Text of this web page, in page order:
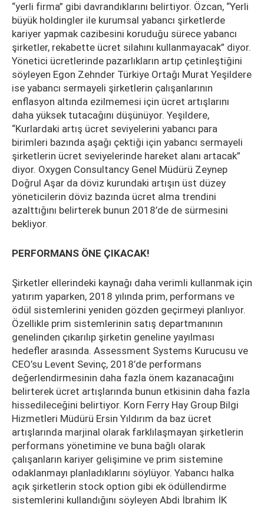
“yerli firma” gibi davrandıklarını belirtiyor. Özcan, “Yerli
büyük holdingler ile kurumsal yabancı şirketlerde
kariyer yapmak cazibesini koruduğu sürece yabancı
şirketler, rekabette ücret silahını kullanmayacak” diyor.
Yönetici ücretlerinde pazarlıkların artıp çetinleştiğini
söyleyen Egon Zehnder Türkiye Ortağı Murat Yeşildere
ise yabancı sermayeli şirketlerin çalışanlarının
enflasyon altında ezilmemesi için ücret artışlarını
daha yüksek tutacağını düşünüyor. Yeşildere,
“Kurlardaki artış ücret seviyelerini yabancı para
birimleri bazında aşağı çektiği için yabancı sermayeli
şirketlerin ücret seviyelerinde hareket alanı artacak”
diyor. Oxygen Consultancy Genel Müdürü Zeynep
Doğrul Aşar da döviz kurundaki artışın üst düzey
yöneticilerin döviz bazında ücret alma trendini
azalttığını belirterek bunun 2018’de de sürmesini
bekliyor.
PERFORMANS ÖNE ÇIKACAK!
Şirketler ellerindeki kaynağı daha verimli kullanmak için
yatırım yaparken, 2018 yılında prim, performans ve
ödül sistemlerini yeniden gözden geçirmeyi planlıyor.
Özellikle prim sistemlerinin satış departmanının
genelinden çıkarılıp şirketin geneline yayılması
hedefler arasında. Assessment Systems Kurucusu ve
CEO’su Levent Sevinç, 2018’de performans
değerlendirmesinin daha fazla önem kazanacağını
belirterek ücret artışlarında bunun etkisinin daha fazla
hissedileceğini belirtiyor. Korn Ferry Hay Group Bilgi
Hizmetleri Müdürü Ersin Yıldırım da baz ücret
artışlarında marjinal olarak farklılaşmayan şirketlerin
performans yönetimine ve buna bağlı olarak
çalışanların kariyer gelişimine ve prim sistemine
odaklanmayı planladıklarını söylüyor. Yabancı halka
açık şirketlerin stock option gibi ek ödüllendirme
sistemlerini kullandığını söyleyen Abdi İbrahim İK